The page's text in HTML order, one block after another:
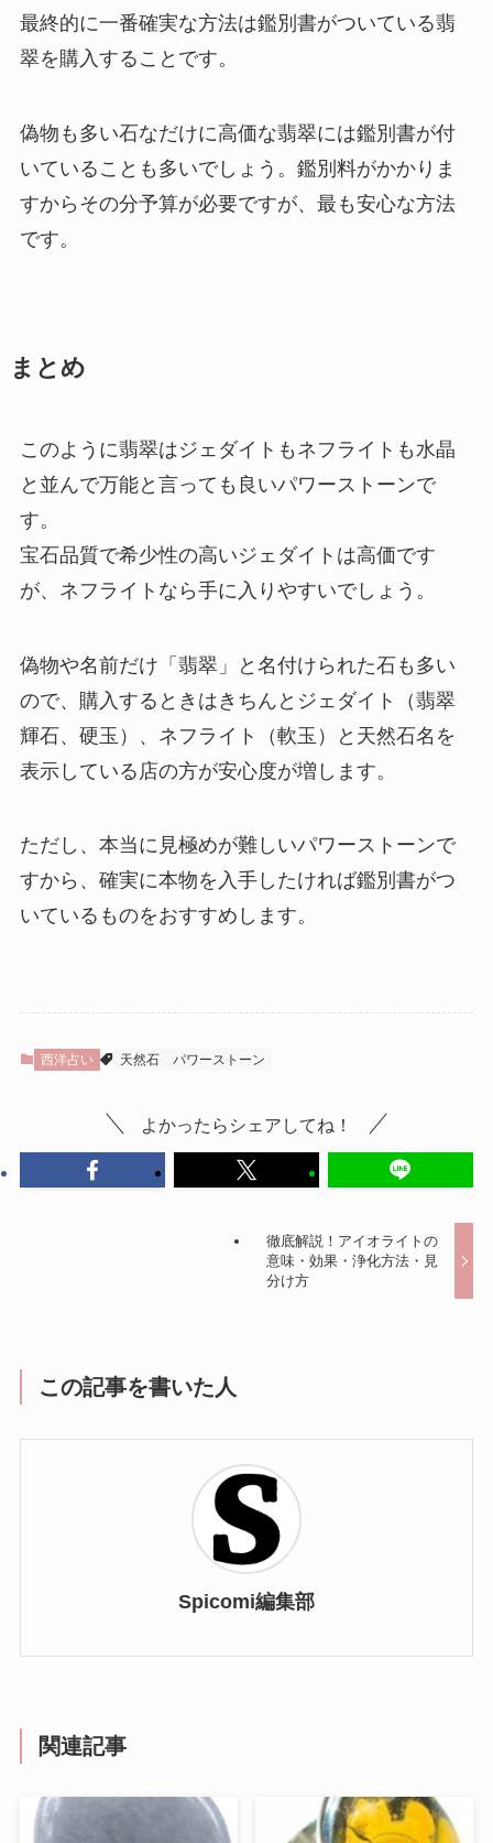
最終的に一番確実な方法は鑑別書がついている翡
翠を購入することです。
偽物も多い石なだけに高価な翡翠には鑑別書が付
いていることも多いでしょう。鑑別料がかかりま
すからその分予算が必要ですが、最も安心な方法
です。
まとめ
このように翡翠はジェダイトもネフライトも水晶
と並んで万能と言っても良いパワーストーンで
す。
宝石品質で希少性の高いジェダイトは高価です
が、ネフライトなら手に入りやすいでしょう。
偽物や名前だけ「翡翠」と名付けられた石も多い
ので、購入するときはきちんとジェダイト（翡翠
輝石、硬玉）、ネフライト（軟玉）と天然石名を
表示している店の方が安心度が増します。
ただし、本当に見極めが難しいパワーストーンで
すから、確実に本物を入手したければ鑑別書がつ
いているものをおすすめします。
西洋占い 天然石 パワーストーン
よかったらシェアしてね！
徹底解説！アイオライトの
意味・効果・浄化方法・見
分け方
この記事を書いた人
Spicomi編集部
関連記事